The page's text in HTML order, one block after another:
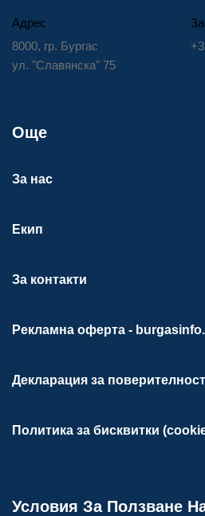
Адрес
8000, гр. Бургас
ул. "Славянска" 75
Още
За нас
Екип
За контакти
Рекламна оферта -
Декларация за поверителност
Политика за бисквитки
Условия За Ползване